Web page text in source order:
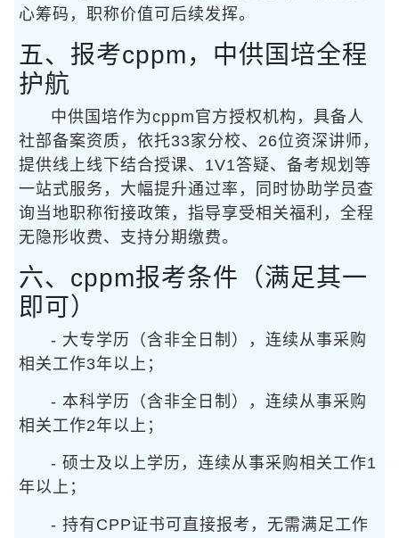
心筹码，职称价值可后续发挥。
五、报考cppm，中供国培全程
护航
中供国培作为cppm官方授权机构，具备人
社部备案资质，依托33家分校、26位资深讲师，
提供线上线下结合授课、1V1答疑、备考规划等
一站式服务，大幅提升通过率，同时协助学员查
询当地职称衔接政策，指导享受相关福利，全程
无隐形收费、支持分期缴费。
六、cppm报考条件（满足其一
即可）
- 大专学历（含非全日制），连续从事采购
相关工作3年以上；
- 本科学历（含非全日制），连续从事采购
相关工作2年以上；
- 硕士及以上学历，连续从事采购相关工作1
年以上；
- 持有CPP证书可直接报考，无需满足工作